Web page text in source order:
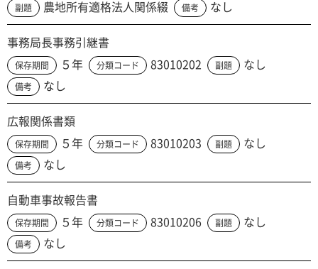
副題 農地所有適格法人関係綴 備考 なし
事務局長事務引継書
保存期間 ５年 分類コード 83010202 副題 なし
備考 なし
広報関係書類
保存期間 ５年 分類コード 83010203 副題 なし
備考 なし
自動車事故報告書
保存期間 ５年 分類コード 83010206 副題 なし
備考 なし